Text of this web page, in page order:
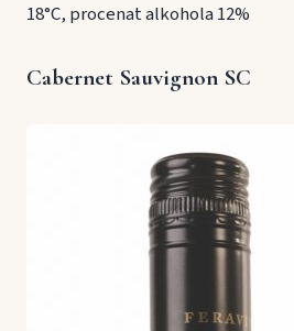
18°C, procenat alkohola 12%
Cabernet Sauvignon SC